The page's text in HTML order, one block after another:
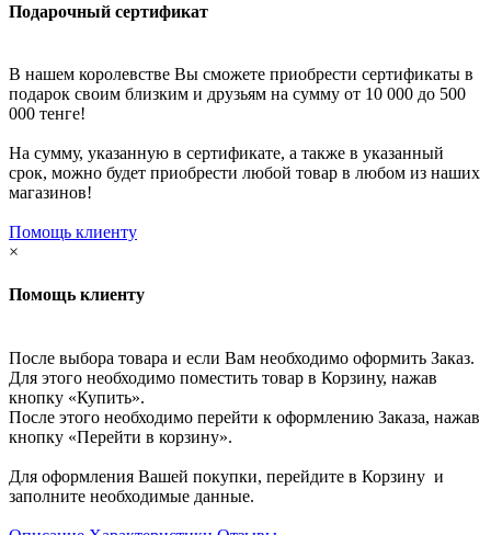
Подарочный сертификат
В нашем королевстве Вы сможете приобрести сертификаты в
подарок своим близким и друзьям на сумму от 10 000 до 500
000 тенге!
На сумму, указанную в сертификате, а также в указанный
срок, можно будет приобрести любой товар в любом из наших
магазинов!
Помощь клиенту
×
Помощь клиенту
После выбора товара и если Вам необходимо оформить Заказ.
Для этого необходимо поместить товар в Корзину, нажав
кнопку «Купить».
После этого необходимо перейти к оформлению Заказа, нажав
кнопку «Перейти в корзину».
Для оформления Вашей покупки, перейдите в Корзину и
заполните необходимые данные.